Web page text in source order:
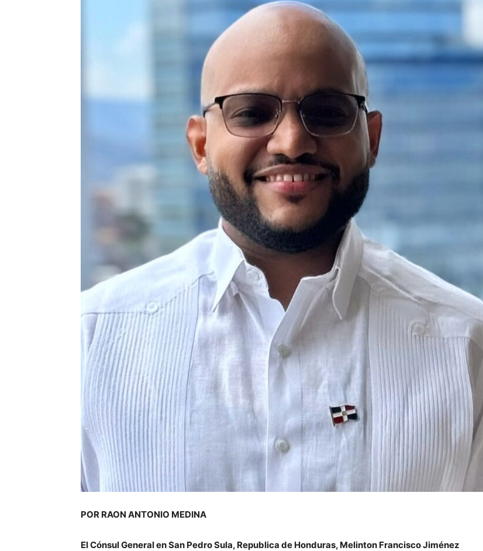
POR RAON ANTONIO MEDINA
El Cónsul General en San Pedro Sula, Republica de Honduras, Melinton Francisco Jiménez